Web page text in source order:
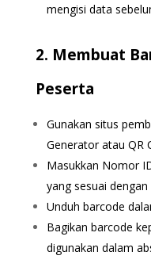
mengisi data
2. Membuat
Peserta
Gunakan situs
Generatoratau QR
Masukkan Nomor
yang sesuai
Unduh barcode
Bagikan barcode
digunakan dalam